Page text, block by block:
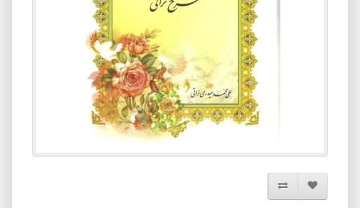
افزودن به لیست دلخواه
مقایسه این محصول